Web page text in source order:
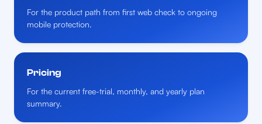
For the product path from first web check to ongoing
mobile protection.
Pricing
For the current free-trial, monthly, and yearly plan
summary.